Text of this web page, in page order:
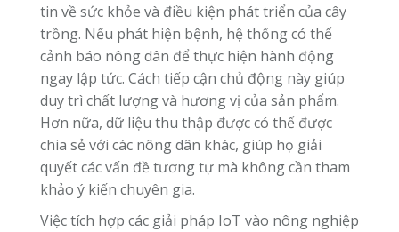
tin về sức khỏe và điều kiện phát triển của cây
trồng. Nếu phát hiện bệnh, hệ thống có thể
cảnh báo nông dân để thực hiện hành động
ngay lập tức. Cách tiếp cận chủ động này giúp
duy trì chất lượng và hương vị của sản phẩm.
Hơn nữa, dữ liệu thu thập được có thể được
chia sẻ với các nông dân khác, giúp họ giải
quyết các vấn đề tương tự mà không cần tham
khảo ý kiến chuyên gia.
Việc tích hợp các giải pháp IoT vào nông nghiệp